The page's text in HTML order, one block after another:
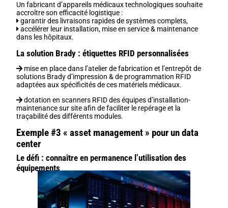
Un fabricant d’appareils médicaux technologiques souhaite
accroître son efficacité logistique :
garantir des livraisons rapides de systèmes complets,
accélérer leur installation, mise en service & maintenance
dans les hôpitaux.
La solution Brady : étiquettes RFID personnalisées
mise en place dans l’atelier de fabrication et l’entrepôt de
solutions Brady d’impression & de programmation RFID
adaptées aux spécificités de ces matériels médicaux.
dotation en scanners RFID des équipes d’installation-
maintenance sur site afin de faciliter le repérage et la
traçabilité des différents modules.
Exemple #3 « asset management » pour un data
center
Le défi : connaître en permanence l’utilisation des
équipements